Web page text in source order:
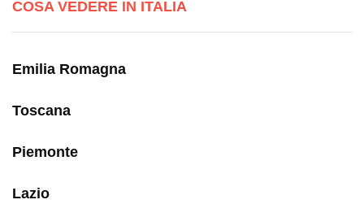
COSA VEDERE IN ITALIA
Emilia Romagna
Toscana
Piemonte
Lazio